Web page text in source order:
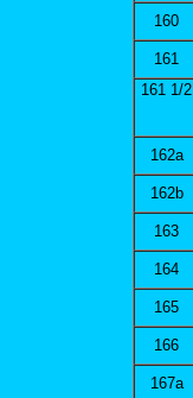
160
161
161 1/2
162a
162b
163
164
165
166
167a